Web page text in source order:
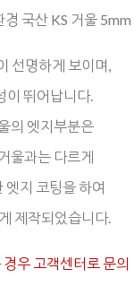
국산 KS 거울 5mm
선명하게 보이며,
이 뛰어납니다.
의 엣지부분은
울과는 다르게
엣지 코팅을 하여
제작되었습니다.
우 고객센터로 문의